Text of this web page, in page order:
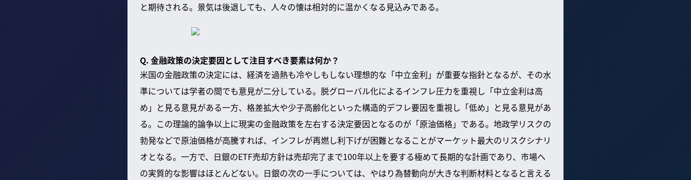
と期待される。景気は後退しても、人々の懐は相対的に温かくなる見込みである。
Q. 金融政策の決定要因として注目すべき要素は何か？
米国の金融政策の決定には、経済を過熱も冷やしもしない理想的な「中立金利」が重要な指針となるが、その水
準については学者の間でも意見が二分している。脱グローバル化によるインフレ圧力を重視し「中立金利は高
め」と見る意見がある一方、格差拡大や少子高齢化といった構造的デフレ要因を重視し「低め」と見る意見があ
る。この理論的論争以上に現実の金融政策を左右する決定要因となるのが「原油価格」である。地政学リスクの
勃発などで原油価格が高騰すれば、インフレが再燃し利下げが困難となることがマーケット最大のリスクシナリ
オとなる。一方で、日銀のETF売却方針は売却完了まで100年以上を要する極めて長期的な計画であり、市場へ
の実質的な影響はほとんどない。日銀の次の一手については、やはり為替動向が大きな判断材料となると言える